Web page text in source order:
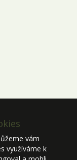
vám
využíváme k